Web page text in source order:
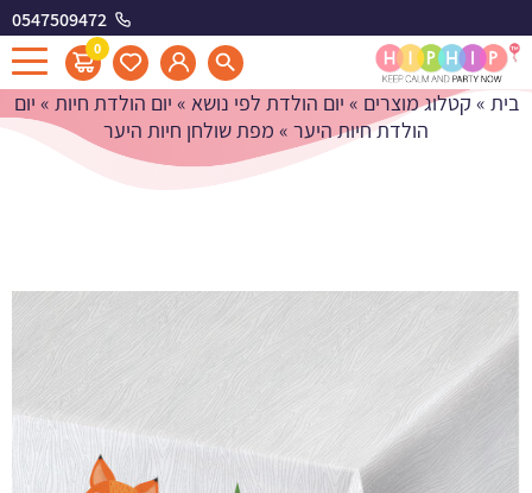
0547509472
0
מפת שולחן חיות היער
בית » קטלוג מוצרים » יום הולדת לפי נושא » יום הולדת חיות » יום
הולדת חיות היער » מפת שולחן חיות היער